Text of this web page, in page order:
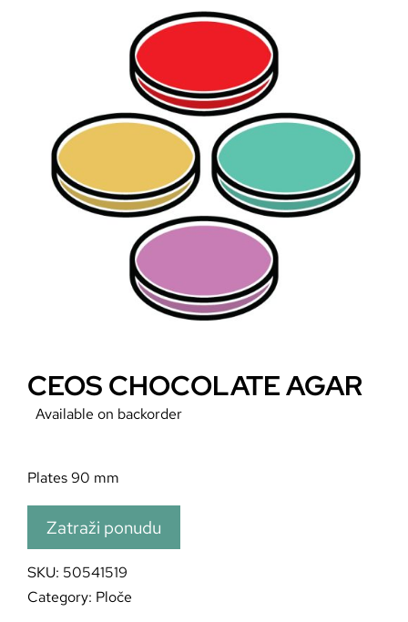
CEOS CHOCOLATE AGAR
Available on backorder
Plates 90 mm
Zatraži ponudu
SKU: 50541519
Category: Ploče